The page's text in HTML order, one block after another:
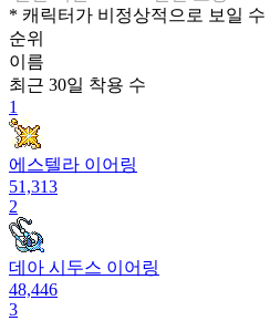
* 캐릭터가 비정상적으로 보일 수
순위
이름
최근 30일 착용 수
1
에스텔라 이어링
51,313
2
데아 시두스 이어링
48,446
3